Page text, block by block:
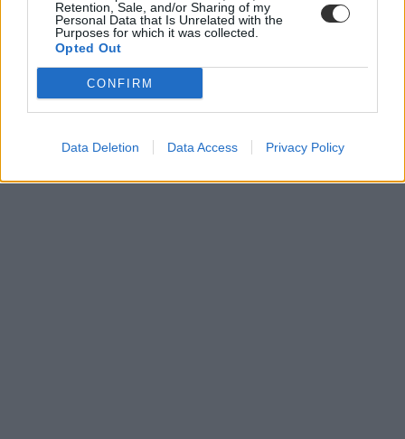
Retention, Sale, and/or Sharing of my
Personal Data that Is Unrelated with the
Purposes for which it was collected.
Opted Out
CONFIRM
Data Deletion Data Access Privacy Policy
nyelvtanár
angoltanár
pedagógus állás
idegen nyelvek